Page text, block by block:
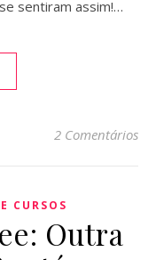
sentiram assim!…
2 Comentários
CURSOS
Outra